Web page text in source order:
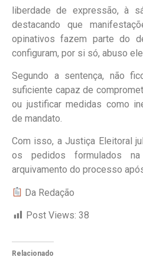
liberdade de expressão, à
destacando que
opinativos fazem parte do
configuram, por si só, abuso
Segundo a sentença, não
suficiente capaz de
ou justificar medidas como
de mandato.
Com isso, a Justiça Eleitoral
os pedidos formulados
arquivamento do processo
Da Redação
Post Views: 38
Relacionado